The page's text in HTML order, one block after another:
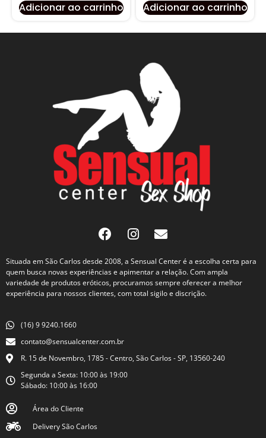
Adicionar ao carrinho Adicionar ao carrinho
Situada em São Carlos desde 2008, a Sensual Center é a escolha certa para
quem busca novas experiências e apimentar a relação. Com ampla
variedade de produtos eróticos, procuramos sempre oferecer a melhor
experiência para nossos clientes, com total sigilo e discrição.
(16) 9 9240.1660
contato@sensualcenter.com.br
R. 15 de Novembro, 1785 - Centro, São Carlos - SP, 13560-240
Segunda a Sexta: 10:00 às 19:00
Sábado: 10:00 às 16:00
Área do Cliente
Delivery São Carlos